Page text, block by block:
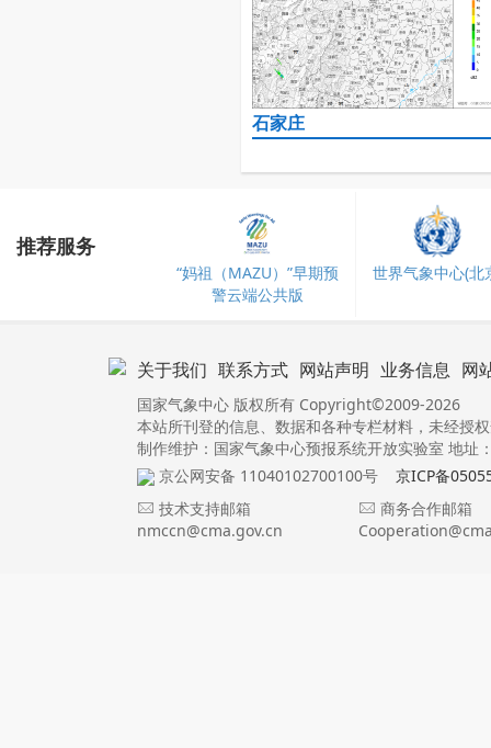
石家庄
推荐服务
“妈祖（MAZU）”早期预
警云端公共版
世界气象中心(北
关于我们 联系方式 网站声明 业务信息 网
国家气象中心 版权所有 Copyright©2009-2026
本站所刊登的信息、数据和各种专栏材料，未经授
制作维护：国家气象中心预报系统开放实验室 地址
京公网安备 11040102700100号
京ICP备
技术支持邮箱
nmccn@cma.gov.cn
商务合作邮箱